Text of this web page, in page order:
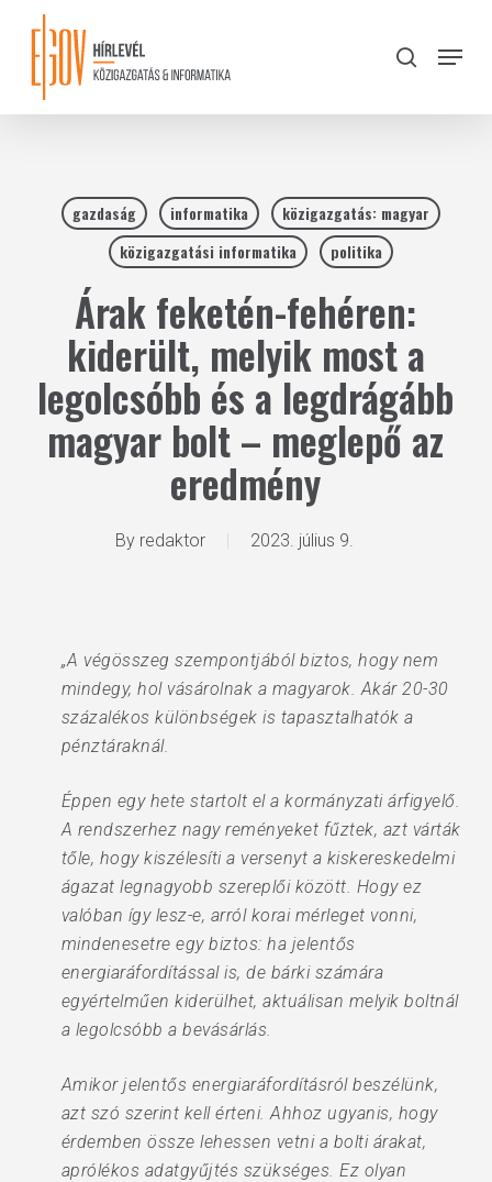
content
search
Menu
gazdaság informatika
közigazgatás: magyar
közigazgatási informatika
politika
Árak feketén-fehéren:
kiderült, melyik most a
legolcsóbb és a legdrágább
magyar bolt – meglepő az
eredmény
By redaktor 2023. július 9.
„A végösszeg szempontjából biztos, hogy nem
mindegy, hol vásárolnak a magyarok. Akár 20-30
százalékos különbségek is tapasztalhatók a
pénztáraknál.
Éppen egy hete startolt el a kormányzati árfigyelő.
A rendszerhez nagy reményeket fűztek, azt várták
tőle, hogy kiszélesíti a versenyt a kiskereskedelmi
ágazat legnagyobb szereplői között. Hogy ez
valóban így lesz-e, arról korai mérleget vonni,
mindenesetre egy biztos: ha jelentős
energiaráfordítással is, de bárki számára
egyértelműen kiderülhet, aktuálisan melyik boltnál
a legolcsóbb a bevásárlás.
Amikor jelentős energiaráfordításról beszélünk,
azt szó szerint kell érteni. Ahhoz ugyanis, hogy
érdemben össze lehessen vetni a bolti árakat,
aprólékos adatgyűjtés szükséges. Ez olyan
Close